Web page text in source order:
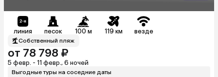
линия песок 100 м 119 км везде
Собственный пляж
от 78 798 ₽
5 февр. - 11 февр., 6 ночей
Выгодные туры на соседние даты